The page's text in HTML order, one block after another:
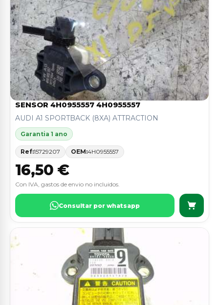
SENSOR 4H0955557 4H0955557
AUDI A1 SPORTBACK (8XA) ATTRACTION
Garantia 1 ano
Ref:15729207 OEM:4H0955557
16,50 €
Con IVA, gastos de envio no incluidos.
Consultar por whatsapp